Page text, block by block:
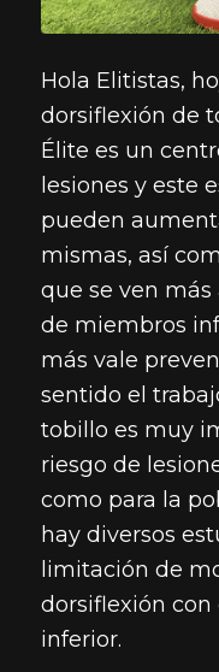
Hola Elitistas,
dorsiflexión de
Élite es un
lesiones y este
pueden
mismas, así
que se ven más
de miembros
más vale
sentido el
tobillo es muy
riesgo de
como para la
hay diversos
limitación de
dorsiflexión con
inferior.